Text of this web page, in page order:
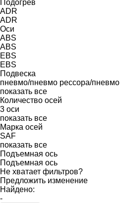
Подогрев
ADR
ADR
Оси
ABS
ABS
EBS
EBS
Подвеска
пневмо/пневмо рессора/пневмо
показать все
Количество осей
3 оси
показать все
Марка осей
SAF
показать все
Подъемная ось
Подъемная ось
Не хватает фильтров?
Предложить изменение
Найдено:
-